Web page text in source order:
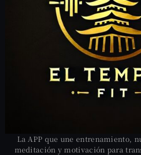
La APP que une entrenamiento,
meditación y motivación para